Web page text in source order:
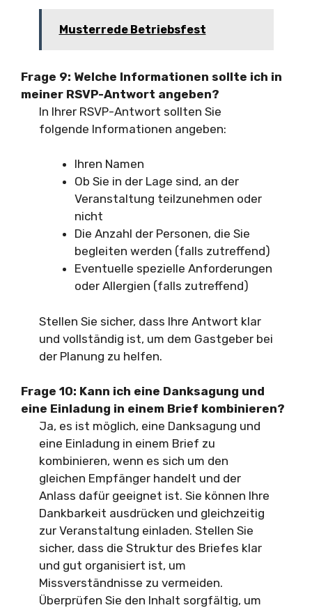
Musterrede Betriebsfest
Frage 9: Welche Informationen sollte ich in
meiner RSVP-Antwort angeben?
In Ihrer RSVP-Antwort sollten Sie
folgende Informationen angeben:
Ihren Namen
Ob Sie in der Lage sind, an der
Veranstaltung teilzunehmen oder
nicht
Die Anzahl der Personen, die Sie
begleiten werden (falls zutreffend)
Eventuelle spezielle Anforderungen
oder Allergien (falls zutreffend)
Stellen Sie sicher, dass Ihre Antwort klar
und vollständig ist, um dem Gastgeber bei
der Planung zu helfen.
Frage 10: Kann ich eine Danksagung und
eine Einladung in einem Brief kombinieren?
Ja, es ist möglich, eine Danksagung und
eine Einladung in einem Brief zu
kombinieren, wenn es sich um den
gleichen Empfänger handelt und der
Anlass dafür geeignet ist. Sie können Ihre
Dankbarkeit ausdrücken und gleichzeitig
zur Veranstaltung einladen. Stellen Sie
sicher, dass die Struktur des Briefes klar
und gut organisiert ist, um
Missverständnisse zu vermeiden.
Überprüfen Sie den Inhalt sorgfältig, um